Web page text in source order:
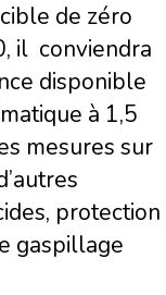
de zéro
il conviendra
disponible
à 1,5
mesures sur
protection
gaspillage